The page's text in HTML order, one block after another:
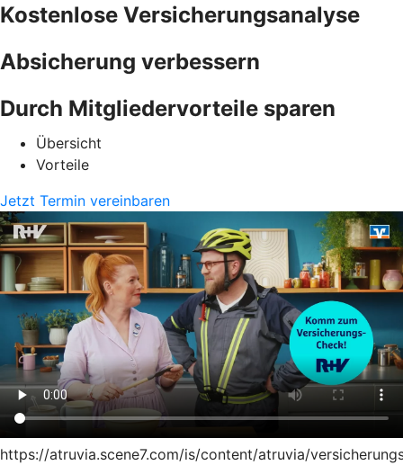
Kostenlose Versicherungsanalyse
Absicherung verbessern
Durch Mitgliedervorteile sparen
Übersicht
Vorteile
Jetzt Termin vereinbaren
https://atruvia.scene7.com/is/content/atruvia/